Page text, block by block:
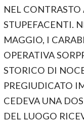
NEL CONTRASTO
STUPEFACENTI.
MAGGIO, I
OPERATIVA
STORICO DI
PREGIUDICATO
CEDEVA UNA
DEL LUOGO